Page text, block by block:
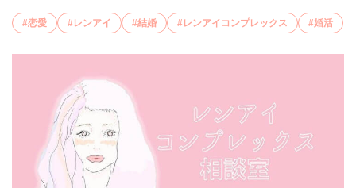
恋愛 レンアイ 結婚 レンアイコンプレックス 婚活